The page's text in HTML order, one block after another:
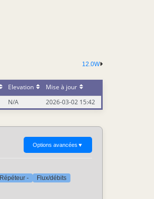
12.0W
Elevation
Mise à jour
N/A 2026-03-02 15:42
Options avancées ▼
Répéteur - Flux/débits